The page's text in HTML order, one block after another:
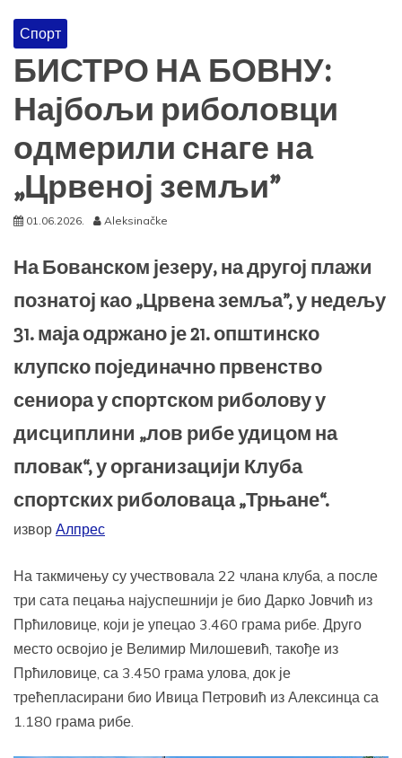
Спорт
БИСТРО НА БОВНУ:
Најбољи риболовци
одмерили снаге на
„Црвеној земљи”
01.06.2026. Aleksinačke
На Бованском језеру, на другој плажи
познатој као „Црвена земља”, у недељу
31. маја одржано је 21. општинско
клупско појединачно првенство
сениора у спортском риболову у
дисциплини „лов рибе удицом на
пловак“, у организацији Клуба
спортских риболоваца „Трњане“.
извор Алпрес
На такмичењу су учествовала 22 члана клуба, а после
три сата пецања најуспешнији је био Дарко Јовчић из
Прћиловице, који је упецао 3.460 грама рибе. Друго
место освојио је Велимир Милошевић, такође из
Прћиловице, са 3.450 грама улова, док је
трећепласирани био Ивица Петровић из Алексинца са
1.180 грама рибе.